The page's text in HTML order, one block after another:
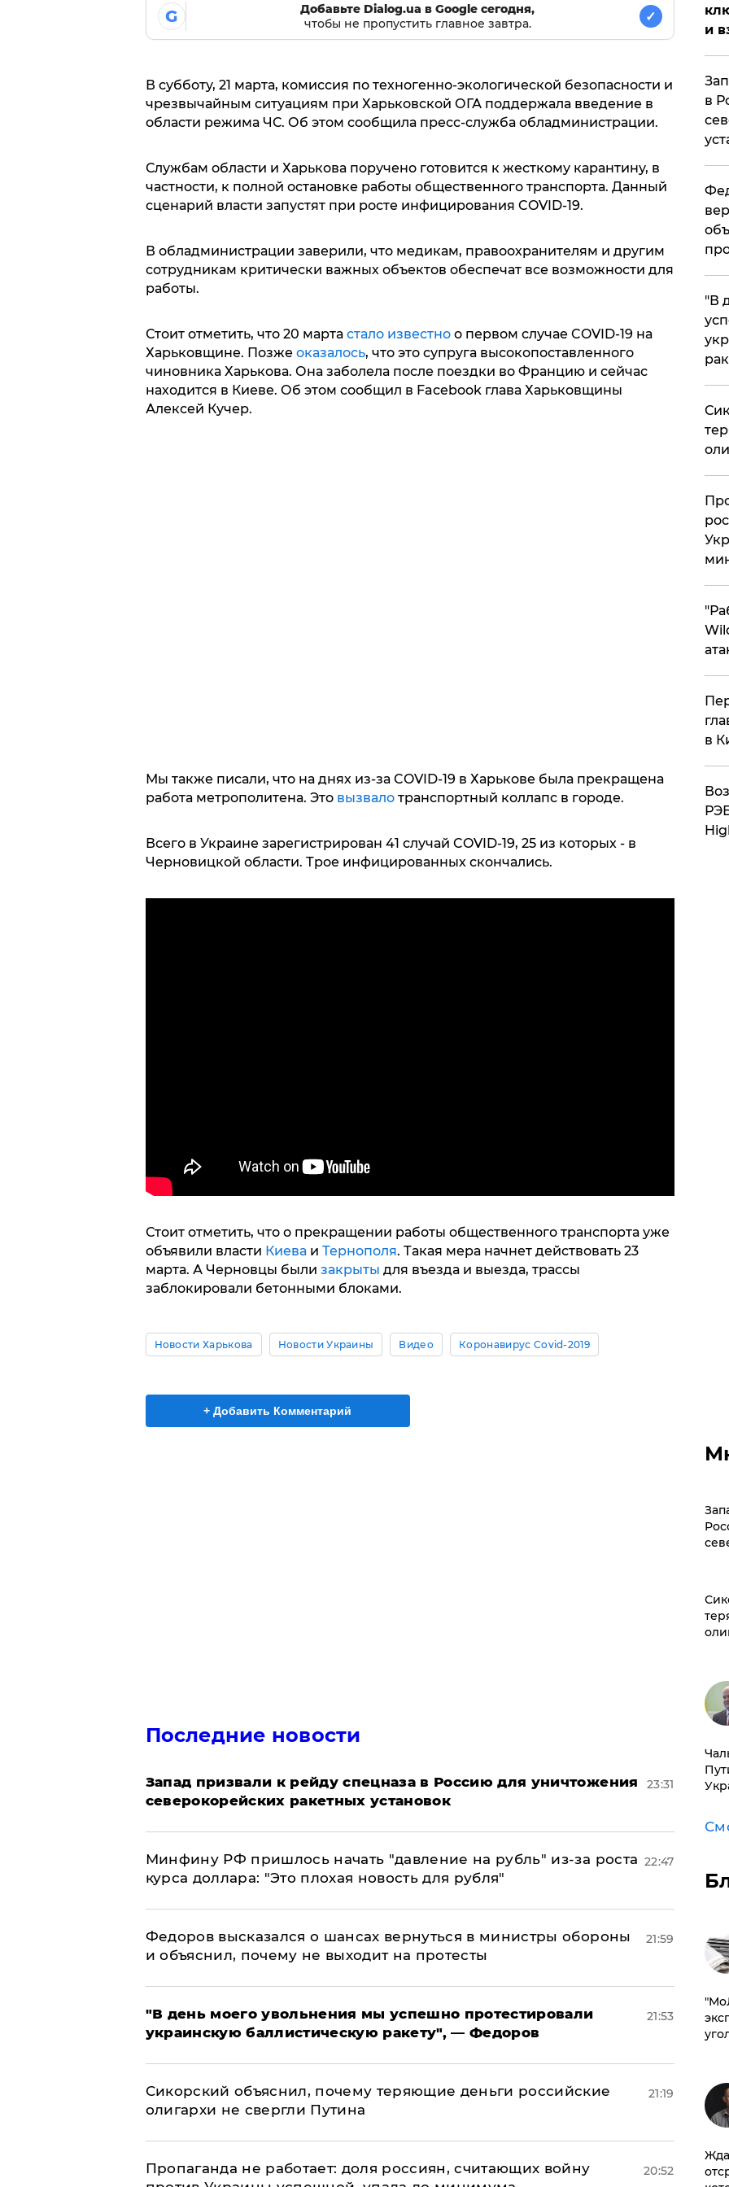
G
Добавьте Dialog.ua в Google сегодня,
чтобы не пропустить главное завтра.
✓
В субботу, 21 марта, комиссия по техногенно-экологической безопасности и
чрезвычайным ситуациям при Харьковской ОГА поддержала введение в
области режима ЧС. Об этом сообщила пресс-служба обладминистрации.
Службам области и Харькова поручено готовится к жесткому карантину, в
частности, к полной остановке работы общественного транспорта. Данный
сценарий власти запустят при росте инфицирования COVID-19.
В обладминистрации заверили, что медикам, правоохранителям и другим
сотрудникам критически важных объектов обеспечат все возможности для
работы.
Стоит отметить, что 20 марта стало известноо первом случае COVID-19 на
Харьковщине. Позже оказалось, что это супруга высокопоставленного
чиновника Харькова. Она заболела после поездки во Францию и сейчас
находится в Киеве. Об этом сообщил в Facebook глава Харьковщины
Алексей Кучер.
Мы также писали, что на днях из-за COVID-19 в Харькове была прекращена
работа метрополитена. Это вызвалотранспортный коллапс в городе.
Всего в Украине зарегистрирован 41 случай COVID-19, 25 из которых - в
Черновицкой области. Трое инфицированных скончались.
Стоит отметить, что о прекращении работы общественного транспорта уже
объявили власти Киеваи Тернополя. Такая мера начнет действовать 23
марта. А Черновцы были закрыты для въезда и выезда, трассы
заблокировали бетонными блоками.
Новости Харькова Новости Украины Видео Коронавирус Covid-2019
+ Добавить Комментарий
Последние новости
Запад призвали к рейду спецназа в Россию для уничтожения
северокорейских ракетных установок
23:31
Минфину РФ пришлось начать "давление на рубль" из-за роста
курса доллара: "Это плохая новость для рубля"
22:47
Федоров высказался о шансах вернуться в министры обороны
и объяснил, почему не выходит на протесты
21:59
​"В день моего увольнения мы успешно протестировали
украинскую баллистическую ракету", — Федоров
21:53
Сикорский объяснил, почему теряющие деньги российские
олигархи не свергли Путина
21:19
​Пропаганда не работает: доля россиян, считающих войну
20:52
и
в
​"В
в